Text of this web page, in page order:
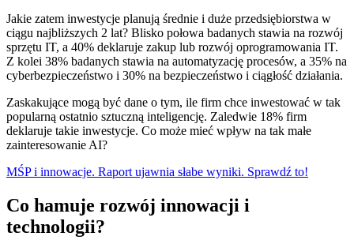
Jakie zatem inwestycje planują średnie i duże przedsiębiorstwa w
ciągu najbliższych 2 lat? Blisko połowa badanych stawia na rozwój
sprzętu IT, a 40% deklaruje zakup lub rozwój oprogramowania IT.
Z kolei 38% badanych stawia na automatyzację procesów, a 35% na
cyberbezpieczeństwo i 30% na bezpieczeństwo i ciągłość działania.
Zaskakujące mogą być dane o tym, ile firm chce inwestować w tak
popularną ostatnio sztuczną inteligencję. Zaledwie 18% firm
deklaruje takie inwestycje. Co może mieć wpływ na tak małe
zainteresowanie AI?
MŚP i innowacje. Raport ujawnia słabe wyniki. Sprawdź to!
Co hamuje rozwój innowacji i
technologii?